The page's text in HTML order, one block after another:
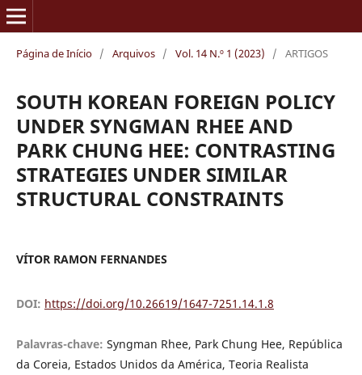
Página de Início / Arquivos / Vol. 14 N.º 1 (2023) / ARTIGOS
SOUTH KOREAN FOREIGN POLICY
UNDER SYNGMAN RHEE AND
PARK CHUNG HEE: CONTRASTING
STRATEGIES UNDER SIMILAR
STRUCTURAL CONSTRAINTS
VÍTOR RAMON FERNANDES
DOI: https://doi.org/10.26619/1647-7251.14.1.8
Palavras-chave: Syngman Rhee, Park Chung Hee, República
da Coreia, Estados Unidos da América, Teoria Realista